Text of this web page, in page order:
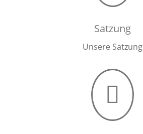
Satzung
Unsere Satzung
